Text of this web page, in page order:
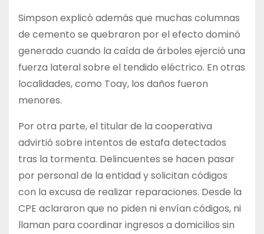
Simpson explicó además que muchas columnas
de cemento se quebraron por el efecto dominó
generado cuando la caída de árboles ejerció una
fuerza lateral sobre el tendido eléctrico. En otras
localidades, como Toay, los daños fueron
menores.
Por otra parte, el titular de la cooperativa
advirtió sobre intentos de estafa detectados
tras la tormenta. Delincuentes se hacen pasar
por personal de la entidad y solicitan códigos
con la excusa de realizar reparaciones. Desde la
CPE aclararon que no piden ni envían códigos, ni
llaman para coordinar ingresos a domicilios sin